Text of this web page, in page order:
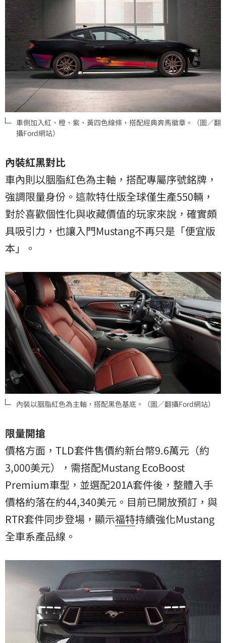
車側加入紅、橙、紫、黃四色線條，搭配經典奔馬徽章。（圖／翻
攝Ford網站）
內裝紅黑對比
車內則以胭脂紅色為主軸，搭配專屬序號銘牌，
強調限量身份。這款特仕版全球僅生產550輛，
對於喜歡個性化與收藏價值的玩家來說，確實頗
具吸引力，也讓入門Mustang不再只是「便宜版
本」。
內裝以胭脂紅色為主軸，搭配黑色基底。（圖／翻攝Ford網站）
限量開搶
價格方面，TLD套件售價約新台幣9.6萬元（約
3,000美元），需搭配Mustang EcoBoost
Premium車型，並選配201A套件後，整體入手
價格約落在約44,340美元。目前已開放預訂，與
RTR套件同步登場，顯示福特持續強化Mustang
全車系產品線。